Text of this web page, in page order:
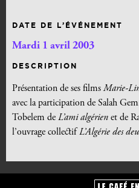
DATE DE L’ÉVÉNEMENT
Mardi 1 avril 2003
DESCRIPTION
Présentation de ses films Marie-
avec la participation de Salah
Tobelem de L’ami algérien et de
l’ouvrage collectif L’Algérie des